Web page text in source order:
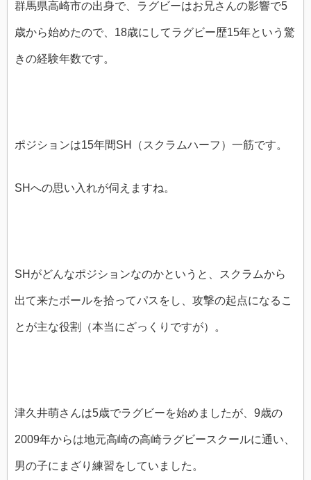
群馬県高崎市の出身で、ラグビーはお兄さんの影響で5
歳から始めたので、18歳にしてラグビー歴15年という驚
きの経験年数です。
ポジションは15年間SH（スクラムハーフ）一筋です。
SHへの思い入れが伺えますね。
SHがどんなポジションなのかというと、スクラムから
出て来たボールを拾ってパスをし、攻撃の起点になるこ
とが主な役割（本当にざっくりですが）。
津久井萌さんは5歳でラグビーを始めましたが、9歳の
2009年からは地元高崎の高崎ラグビースクールに通い、
男の子にまざり練習をしていました。